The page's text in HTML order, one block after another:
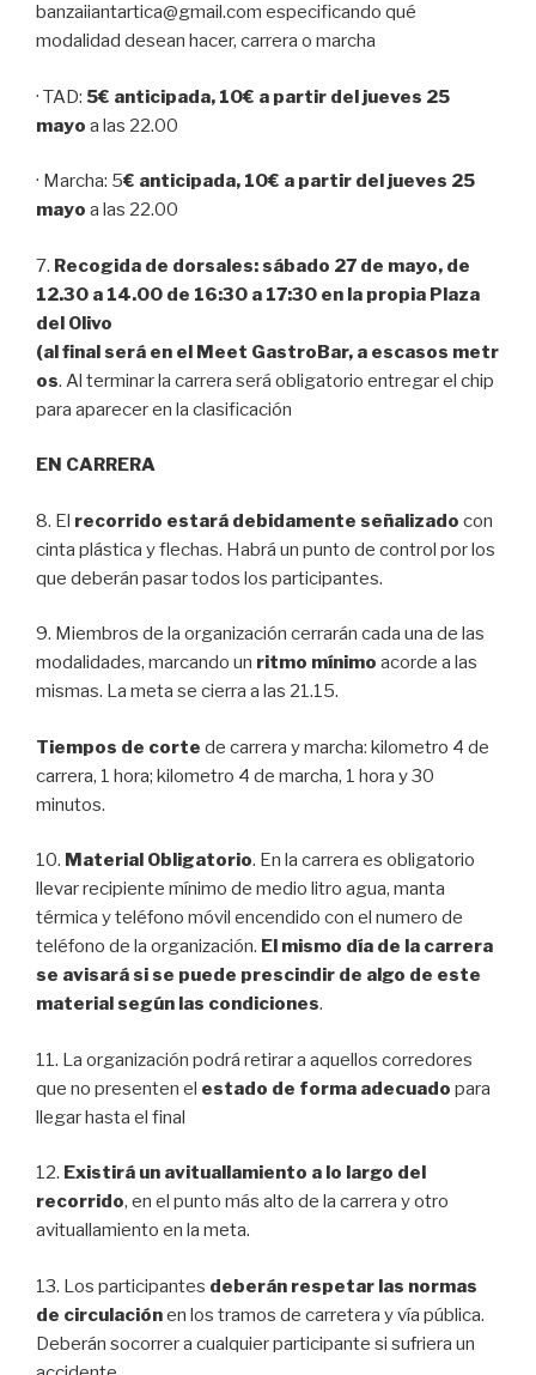
banzaiiantartica@gmail.com especificando qué
modalidad desean hacer, carrera o marcha
· TAD: 5€ anticipada, 10€ a partir del jueves 25
mayo a las 22.00
· Marcha: 5€ anticipada, 10€ a partir del jueves 25
mayo a las 22.00
7. Recogida de dorsales: sábado 27 de mayo, de
12.30 a 14.00 de 16:30 a 17:30 en la propia Plaza
del Olivo
(al final será en el Meet GastroBar, a escasos metr
os. Al terminar la carrera será obligatorio entregar el chip
para aparecer en la clasificación
EN CARRERA
8. El recorrido estará debidamente señalizado con
cinta plástica y flechas. Habrá un punto de control por los
que deberán pasar todos los participantes.
9. Miembros de la organización cerrarán cada una de las
modalidades, marcando un ritmo mínimo acorde a las
mismas. La meta se cierra a las 21.15.
Tiempos de corte de carrera y marcha: kilometro 4 de
carrera, 1 hora; kilometro 4 de marcha, 1 hora y 30
minutos.
10. Material Obligatorio. En la carrera es obligatorio
llevar recipiente mínimo de medio litro agua, manta
térmica y teléfono móvil encendido con el numero de
teléfono de la organización. El mismo día de la carrera
se avisará si se puede prescindir de algo de este
material según las condiciones.
11. La organización podrá retirar a aquellos corredores
que no presenten el estado de forma adecuado para
llegar hasta el final
12. Existirá un avituallamiento a lo largo del
recorrido, en el punto más alto de la carrera y otro
avituallamiento en la meta.
13. Los participantes deberán respetar las normas
de circulaciónen los tramos de carretera y vía pública.
Deberán socorrer a cualquier participante si sufriera un